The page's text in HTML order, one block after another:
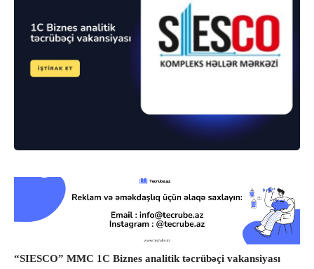
“SIESCO” MMC 1С Biznes analitik təcrübəçi vakansiyası